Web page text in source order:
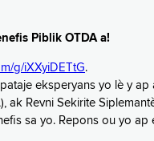
Piblik OTDA a!
g/iXXyiDETtG.
eksperyans yo lè y
ak Revni Sekirite
sa yo. Repons ou yo